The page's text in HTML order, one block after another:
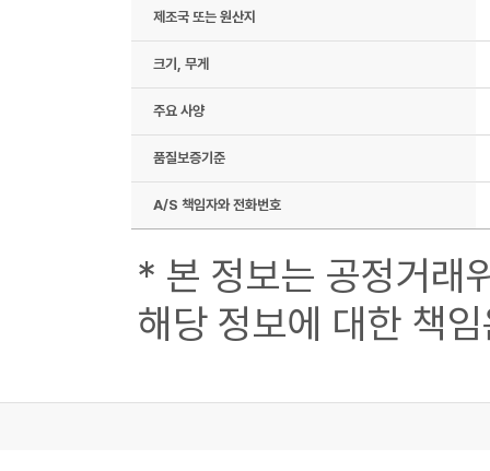
제조국 또는 원산지
크기, 무게
주요 사양
품질보증기준
A/S 책임자와 전화번호
* 본 정보는 공정거래
해당 정보에 대한 책